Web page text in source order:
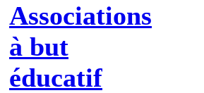
Associations
à but
éducatif